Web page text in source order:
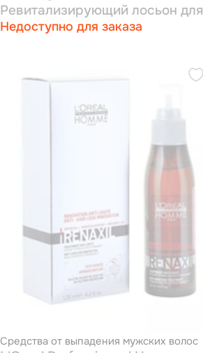
Ревитализирующий лосьон для
кожи головы и роста волос 50
Недоступно для заказа
Средства от выпадения мужских волос